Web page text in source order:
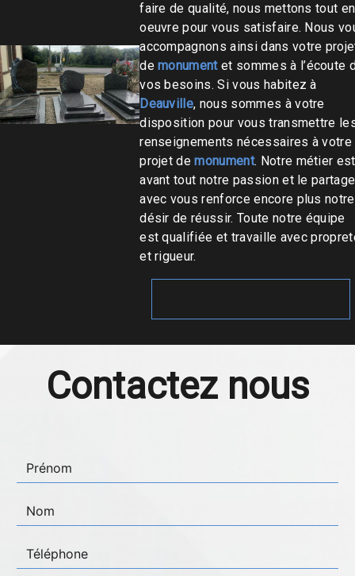
faire de qualité, nous mettons tout en
oeuvre pour vous satisfaire. Nous
accompagnons ainsi dans votre
demonumentet sommes à l’écoute
vos besoins. Si vous habitez à
Deauville, nous sommes à votre
disposition pour vous transmettre
renseignements nécessaires à votre
projet demonument. Notre métier est
avant tout notre passion et le
avec vous renforce encore plus notre
désir de réussir. Toute notre équipe
est qualifiée et travaille avec
et rigueur.
Contactez nous